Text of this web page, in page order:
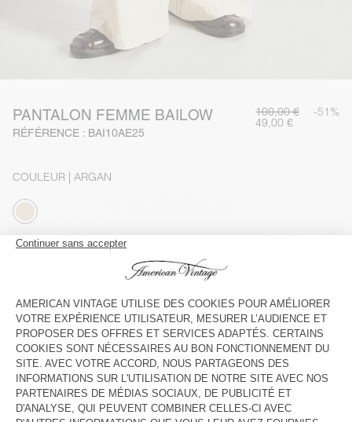
PANTALON FEMME BAILOW
RÉFÉRENCE : BAI10AE25
100,00 € -51%
49,00 €
COULEUR | ARGAN
L
Le mannequin mesure 174 cm et porte une taille S
GUIDE DES TAILLES
Livraison estiméeentre le mercredi 12 août et le vendredi 14
août
AJOUTER AU PANIER